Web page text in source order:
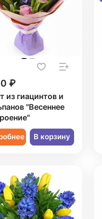
₽
из гиацинтов и
"Весеннее
В корзину